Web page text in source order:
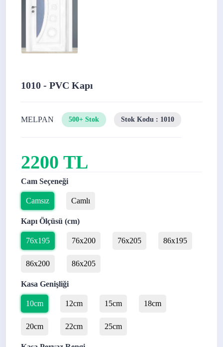
1010 - PVC Kapı
MELPAN 500+ Stok Stok Kodu : 1010
2200 TL
Cam Seçeneği
Camsız Camlı
Kapı Ölçüsü (cm)
76x195 76x200 76x205 86x195
86x200 86x205
Kasa Genişliği
10cm 12cm 15cm 18cm
20cm 22cm 25cm